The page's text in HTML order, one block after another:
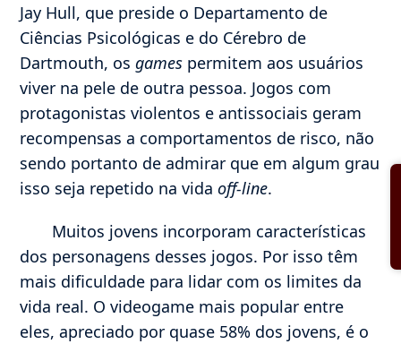
Jay Hull, que preside o Departamento de
Ciências Psicológicas e do Cérebro de
Dartmouth, osgames permitem aos usuários
viver na pele de outra pessoa. Jogos com
protagonistas violentos e antissociais geram
recompensas a comportamentos de risco, não
sendo portanto de admirar que em algum grau
isso seja repetido na vidaoff-line.
Muitos jovens incorporam características
dos personagens desses jogos. Por isso têm
mais dificuldade para lidar com os limites da
vida real. O videogame mais popular entre
eles, apreciado por quase 58% dos jovens, é o